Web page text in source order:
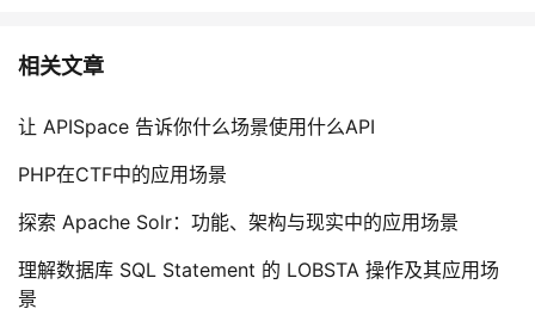
相关文章
让 APISpace 告诉你什么场景使用什么API
PHP在CTF中的应用场景
探索 Apache Solr：功能、架构与现实中的应用场景
理解数据库 SQL Statement 的 LOBSTA 操作及其应用场
景